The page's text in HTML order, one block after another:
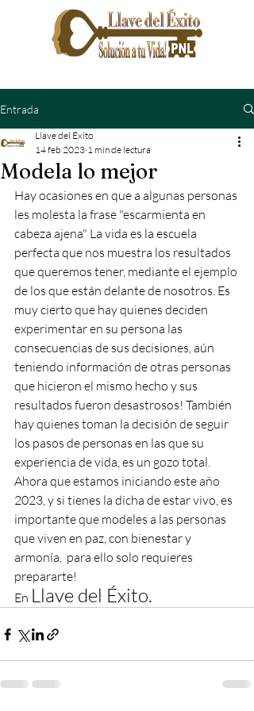
Entrada
Modela lo mejor
Llave del Éxito
14 feb 2023 1 min de lectura
Hay ocasiones en que a algunas personas
les molesta la frase "escarmienta en
cabeza ajena" La vida es la escuela
perfecta que nos muestra los resultados
que queremos tener, mediante el ejemplo
de los que están delante de nosotros. Es
muy cierto que hay quienes deciden
experimentar en su persona las
consecuencias de sus decisiones, aún
teniendo información de otras personas
que hicieron el mismo hecho y sus
resultados fueron desastrosos! También
hay quienes toman la decisión de seguir
los pasos de personas en las que su
experiencia de vida, es un gozo total.
Ahora que estamos iniciando este año
2023, y si tienes la dicha de estar vivo, es
importante que modeles a las personas
que viven en paz, con bienestar y
armonía,  para ello solo requieres
prepararte!
En Llave del Éxito.